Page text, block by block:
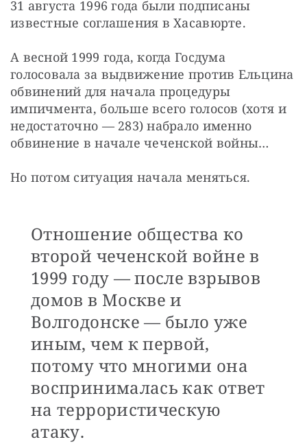
31 августа 1996 года были подписаны
известные соглашения в Хасавюрте.
А весной 1999 года, когда Госдума
голосовала за выдвижение против Ельцина
обвинений для начала процедуры
импичмента, больше всего голосов (хотя и
недостаточно — 283) набрало именно
обвинение в начале чеченской войны…
Но потом ситуация начала меняться.
Отношение общества ко
второй чеченской войне в
1999 году — после взрывов
домов в Москве и
Волгодонске — было уже
иным, чем к первой,
потому что многими она
воспринималась как ответ
на террористическую
атаку.